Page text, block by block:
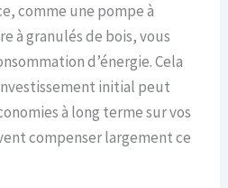
comme une pompe à
à granulés de bois, vous
d’énergie. Cela
initial peut
à long terme sur vos
compenser largement ce